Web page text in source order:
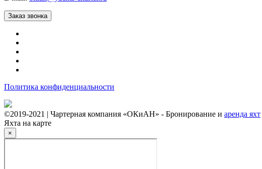
Заказ звонка
Политика конфиденциальности
©2019-2021 | Чартерная компания «ОКиАН» - Бронирование и аренда яхт
Яхта на карте
×